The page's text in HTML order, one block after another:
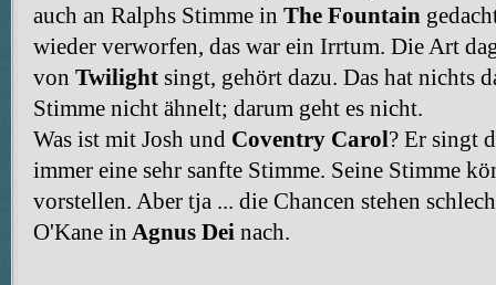
auch an Ralphs Stimme in The Fountain
wieder verworfen, das war ein Irrtum. Die Art
von Twilight singt, gehört dazu. Das hat nichts
Stimme nicht ähnelt; darum geht es nicht.
Was ist mit Josh und Coventry Carol? Er singt
immer eine sehr sanfte Stimme. Seine Stimme
vorstellen. Aber tja ... die Chancen stehen
O'Kane in Agnus Dei nach.